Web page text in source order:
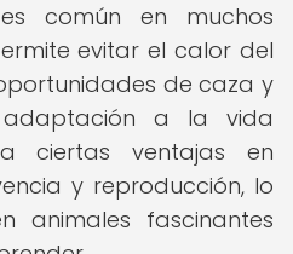
común en muchos
evitar el calor del
de caza y
adaptación a la vida
ciertas ventajas en
y reproducción, lo
animales fascinantes